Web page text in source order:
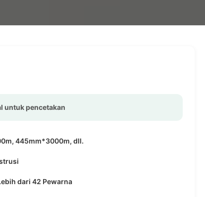
untuk pencetakan
445mm*3000m, dll.
dari 42 Pewarna